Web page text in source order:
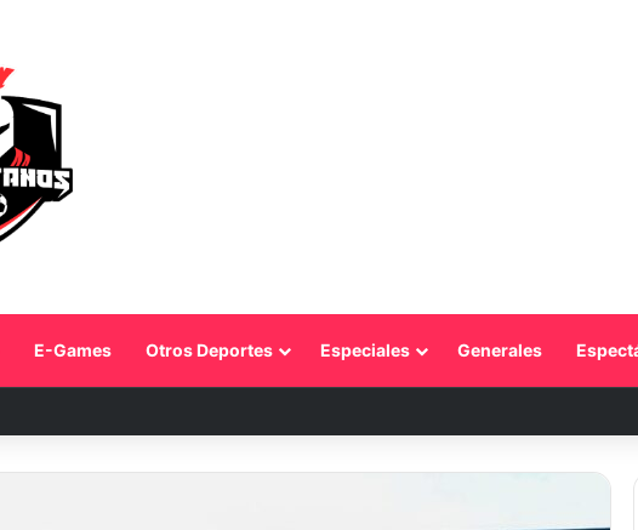
E-Games Otros Deportes Especiales Generales